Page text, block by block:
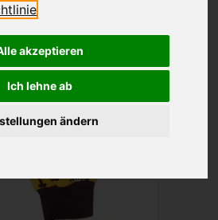
akzeptieren
Ich lehne ab
ändern